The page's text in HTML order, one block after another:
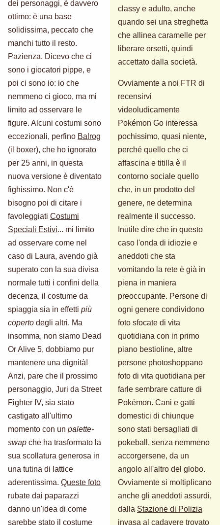
dei personaggi, è davvero
ottimo: è una base
solidissima, peccato che
manchi tutto il resto.
Pazienza. Dicevo che ci
sono i giocatori pippe, e
poi ci sono io: io che
nemmeno ci gioco, ma mi
limito ad osservare le
figure. Alcuni costumi sono
eccezionali, perfino Balrog
(il boxer), che ho ignorato
per 25 anni, in questa
nuova versione è diventato
fighissimo. Non c'è
bisogno poi di citare i
favoleggiati Costumi
Speciali Estivi... mi limito
ad osservare come nel
caso di Laura, avendo già
superato con la sua divisa
normale tutti i confini della
decenza, il costume da
spiaggia sia in effetti più
coperto degli altri. Ma
insomma, non siamo Dead
Or Alive 5, dobbiamo pur
mantenere una dignità!
Anzi, pare che il prossimo
personaggio, Juri da Street
Fighter IV, sia stato
castigato all'ultimo
momento con un palette-
swap che ha trasformato la
sua scollatura generosa in
una tutina di lattice
aderentissima. Queste foto
rubate dai paparazzi
danno un'idea di come
sarebbe stato il costume
classy e adulto, anche
quando sei una streghetta
che allinea caramelle per
liberare orsetti, quindi
accettato dalla società.
Ovviamente a noi FTR di
recensirvi
videoludicamente
Pokémon Go interessa
pochissimo, quasi niente,
perché quello che ci
affascina e titilla è il
contorno sociale quello
che, in un prodotto del
genere, ne determina
realmente il successo.
Inutile dire che in questo
caso l'onda di idiozie e
aneddoti che sta
vomitando la rete è già in
piena in maniera
preoccupante. Persone di
ogni genere condividono
foto sfocate di vita
quotidiana con in primo
piano bestioline, altre
persone photoshoppano
foto di vita quotidiana per
farle sembrare catture di
Pokémon. Cani e gatti
domestici di chiunque
sono stati bersagliati di
pokeball, senza nemmeno
accorgersene, da un
angolo all'altro del globo.
Ovviamente si moltiplicano
anche gli aneddoti assurdi,
dalla Stazione di Polizia
invasa al cadavere trovato